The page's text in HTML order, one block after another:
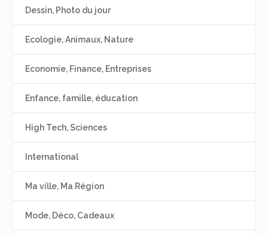
Dessin, Photo du jour
Ecologie, Animaux, Nature
Economie, Finance, Entreprises
Enfance, famille, éducation
High Tech, Sciences
International
Ma ville, Ma Région
Mode, Déco, Cadeaux